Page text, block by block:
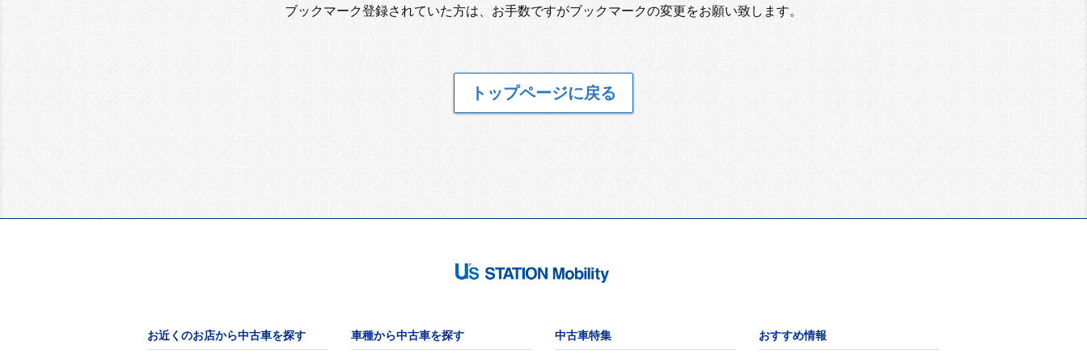
ブックマーク登録されていた方は、お手数ですがブックマークの変更をお願い致します。
トップページに戻る
お近くのお店から中古車を探す 車種から中古車を探す 中古車特集 おすすめ情報